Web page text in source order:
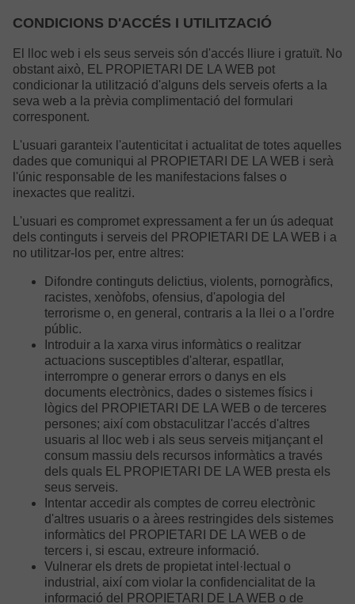
CONDICIONS D'ACCÉS I UTILITZACIÓ
El lloc web i els seus serveis són d'accés lliure i gratuït. No
obstant això, EL PROPIETARI DE LA WEB pot
condicionar la utilització d'alguns dels serveis oferts a la
seva web a la prèvia complimentació del formulari
corresponent.
L'usuari garanteix l'autenticitat i actualitat de totes aquelles
dades que comuniqui al PROPIETARI DE LA WEB i serà
l'únic responsable de les manifestacions falses o
inexactes que realitzi.
L'usuari es compromet expressament a fer un ús adequat
dels continguts i serveis del PROPIETARI DE LA WEB i a
no utilitzar-los per, entre altres:
Difondre continguts delictius, violents, pornogràfics,
racistes, xenòfobs, ofensius, d'apologia del
terrorisme o, en general, contraris a la llei o a l'ordre
públic.
Introduir a la xarxa virus informàtics o realitzar
actuacions susceptibles d'alterar, espatllar,
interrompre o generar errors o danys en els
documents electrònics, dades o sistemes físics i
lògics del PROPIETARI DE LA WEB o de terceres
persones; així com obstaculitzar l'accés d'altres
usuaris al lloc web i als seus serveis mitjançant el
consum massiu dels recursos informàtics a través
dels quals EL PROPIETARI DE LA WEB presta els
seus serveis.
Intentar accedir als comptes de correu electrònic
d'altres usuaris o a àrees restringides dels sistemes
informàtics del PROPIETARI DE LA WEB o de
tercers i, si escau, extreure informació.
Vulnerar els drets de propietat intel·lectual o
industrial, així com violar la confidencialitat de la
informació del PROPIETARI DE LA WEB o de